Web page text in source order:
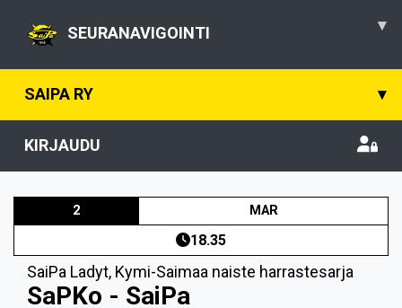
SEURANAVIGOINTI ▾
SAIPA RY ▾
KIRJAUDU
2 MAR
18.35
SaiPa Ladyt, Kymi-Saimaa naiste harrastesarja
SaPKo - SaiPa